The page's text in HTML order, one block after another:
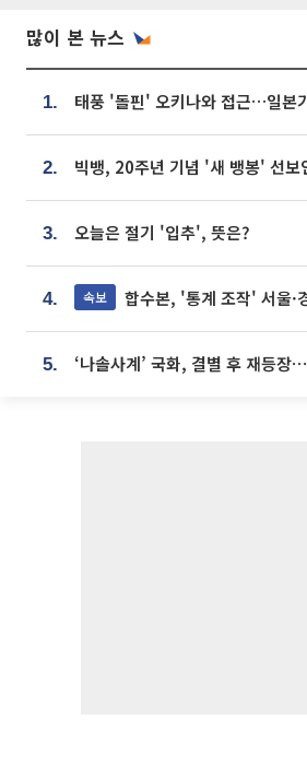
많이 본 뉴스
1.
2.
3. 오늘은 절기 '입추', 뜻은?
4. 속보 합수본, '통계 조작' 서울·경기·충북 선
5.